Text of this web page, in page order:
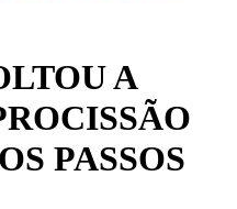
A
PASSOS